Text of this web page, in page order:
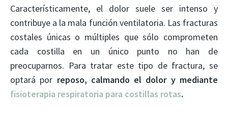
Característicamente, el dolor suele ser intenso y
contribuye a la mala función ventilatoria. Las fracturas
costales únicas o múltiples que sólo comprometen
cada costilla en un único punto no han de
preocuparnos. Para tratar este tipo de fractura, se
optará por reposo, calmando el dolor y mediante
fisioterapia respiratoria para costillas rotas.